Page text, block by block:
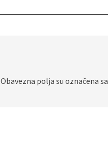
Obavezna polja su označena sa